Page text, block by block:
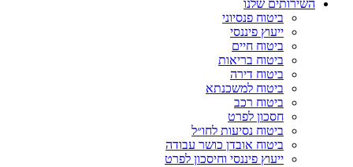
השירותים שלנו
ביטוח פנסיוני
ייעוץ פיננסי
ביטוח חיים
ביטוח בריאות
ביטוח דירה
ביטוח למשכנתא
ביטוח רכב
חסכון לפרט
ביטוח נסיעות לחו״ל
ביטוח אובדן כושר עבודה
ייעוץ פיננסי וחיסכון לפרט